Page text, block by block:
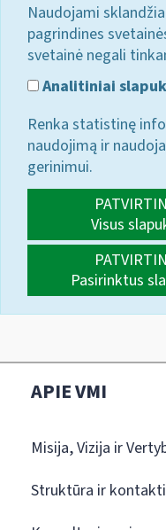
Naudojami
pagrindines
svetainė negali
Analitiniai
Renka statistinę
naudojimą ir
gerinimui.
Visus
Pasirinktus
APIE VMI
Misija, Vizija ir
Struktūra ir